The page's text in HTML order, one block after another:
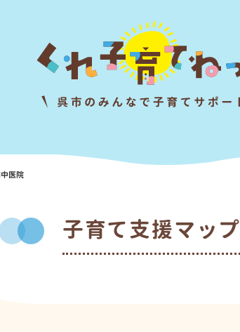
医院
子育て支援マップ